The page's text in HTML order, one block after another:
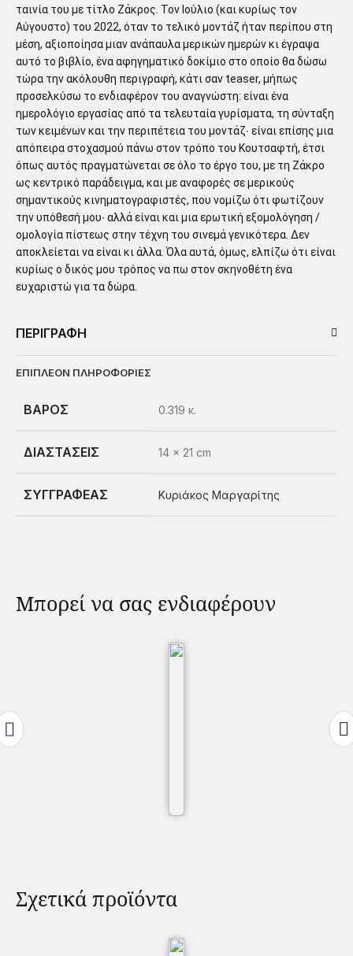
ταινία του με τίτλο Ζάκρος. Τον Ιούλιο (και κυρίως τον
Αύγουστο) του 2022, όταν το τελικό μοντάζ ήταν περίπου στη
μέση, αξιοποίησα μιαν ανάπαυλα μερικών ημερών κι έγραψα
αυτό το βιβλίο, ένα αφηγηματικό δοκίμιο στο οποίο θα δώσω
τώρα την ακόλουθη περιγραφή, κάτι σαν teaser, μήπως
προσελκύσω το ενδιαφέρον του αναγνώστη: είναι ένα
ημερολόγιο εργασίας από τα τελευταία γυρίσματα, τη σύνταξη
των κειμένων και την περιπέτεια του μοντάζ∙ είναι επίσης μια
απόπειρα στοχασμού πάνω στον τρόπο του Κουτσαφτή, έτσι
όπως αυτός πραγματώνεται σε όλο το έργο του, με τη Ζάκρο
ως κεντρικό παράδειγμα, και με αναφορές σε μερικούς
σημαντικούς κινηματογραφιστές, που νομίζω ότι φωτίζουν
την υπόθεσή μου∙ αλλά είναι και μια ερωτική εξομολόγηση /
ομολογία πίστεως στην τέχνη του σινεμά γενικότερα. Δεν
αποκλείεται να είναι κι άλλα. Όλα αυτά, όμως, ελπίζω ότι είναι
κυρίως ο δικός μου τρόπος να πω στον σκηνοθέτη ένα
ευχαριστώ για τα δώρα.
ΠΕΡΙΓΡΑΦΗ
ΕΠΙΠΛΕΟΝ ΠΛΗΡΟΦΟΡΙΕΣ
ΒΑΡΟΣ 0.319 κ.
ΔΙΑΣΤΑΣΕΙΣ 14 × 21 cm
ΣΥΓΓΡΑΦΕΑΣ Κυριάκος Μαργαρίτης
Μπορεί να σας ενδιαφέρουν
Σχετικά προϊόντα